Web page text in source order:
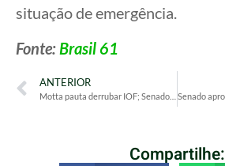
situação de emergência.
Fonte: Brasil 61
ANTERIOR
Compartilhe: